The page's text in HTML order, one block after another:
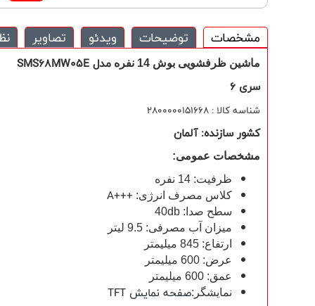
مشخصات توضیحات ویدئو تصاویر
ماشین ظرفشویی بوش 14 نفره
مدل SMS68MW05E
سری 6
شناسه کالا : 2800000151668
کشور سازنده: آلمان
مشخصات عمومی:
ظرفیت: 14 نفره
کلاس مصرف انرژی: A+++
سطح صدا:40db
میزان آب مصرفی:9.5 لیتر
ارتفاع: 845 میلیمتر
عرض: 600 میلیمتر
عمق: 600 میلیمتر
نمایشگر:صفحه نمایش TFT